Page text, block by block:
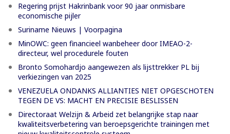
Regering prijst Hakrinbank voor 90 jaar onmisbare
economische pijler
Suriname Nieuws | Voorpagina
MinOWC: geen financieel wanbeheer door IMEAO-2-
directeur, wel procedurele fouten
Bronto Somohardjo aangewezen als lijsttrekker PL bij
verkiezingen van 2025
VENEZUELA ONDANKS ALLIANTIES NIET OPGESCHOTEN
TEGEN DE VS: MACHT EN PRECISIE BESLISSEN
Directoraat Welzijn & Arbeid zet belangrijke stap naar
kwaliteitsverbetering van beroepsgerichte trainingen met